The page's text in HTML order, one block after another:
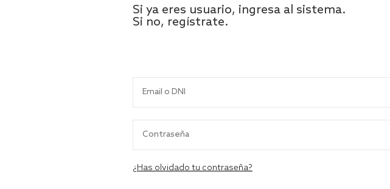
Si ya eres usuario, ingresa al sistema.
Si no, regístrate.
¿Has olvidado tu contraseña?